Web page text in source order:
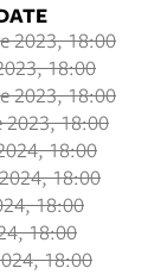
2023, 18:00
18:00
2023, 18:00
2023, 18:00
18:00
18:00
18:00
18:00
18:00